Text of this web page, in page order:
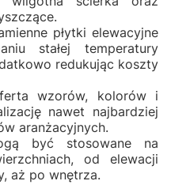
płytki elewacyjne
stałej temperatury
redukując koszty
wzorów, kolorów i
nawet najbardziej
aranżacyjnych.
być stosowane na
od elewacji
aż po wnętrza.